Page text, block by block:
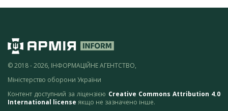
© 2018 - 2026, ІНФОРМАЦІЙНЕ АГЕНТСТВО,
Міністерство оборони України
Контент доступний за ліцензією Creative Commons Attribution 4.0
International license якщо не зазначено інше.